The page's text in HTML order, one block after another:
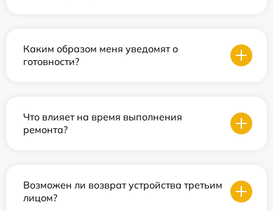
Каким образом меня уведомят о
готовности?
Что влияет на время выполнения
ремонта?
Возможен ли возврат устройства третьим
лицом?